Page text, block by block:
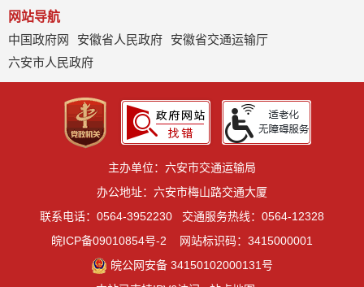
网站导航
中国政府网
安徽省人民政府
安徽省交通运输厅
六安市人民政府
主办单位：六安市交通运输局
办公地址：六安市梅山路交通大厦
联系电话：0564-3952230
交通服务热线：0564-12328
皖ICP备09010854号-2
网站标识码：3415000001
皖公网安备 34150102000131号